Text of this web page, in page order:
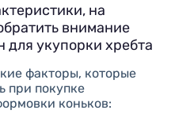
на
внимание
укупорки хребта
факторы, которые
при покупке
коньков: